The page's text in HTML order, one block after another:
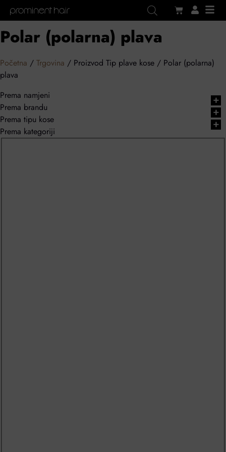
Polar (polarna) plava
Početna / Trgovina / Proizvod Tip plave kose / Polar (polarna)
plava
Prema namjeni
+
Prema brandu +
Prema tipu kose +
Prema kategoriji